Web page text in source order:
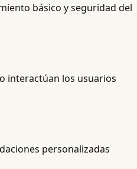
básico y seguridad del
interactúan los usuarios
personalizadas